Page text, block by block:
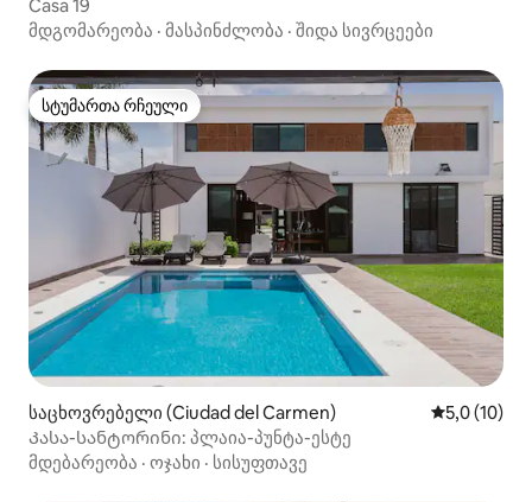
Casa 19
მდგომარეობა · მასპინძლობა · შიდა სივრცეები
სტუმართა რჩეული
სტუმართა რჩეული
საცხოვრებელი (Ciudad del Carmen) საშუალო
5,0 (10)
Კასა-სანტორინი: პლაია-პუნტა-ესტე
მდებარეობა · ოჯახი · სისუფთავე